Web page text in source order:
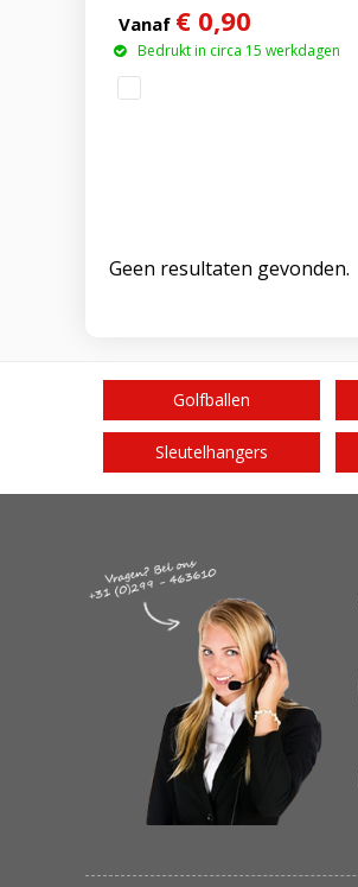
Vanaf € 0,90
Bedrukt in circa 15 werkdagen
Geen resultaten gevonden.
Golfballen
Sleutelhangers